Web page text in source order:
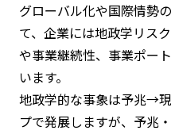
グローバル化や国際情勢
て、企業には地政学リス
や事業継続性、事業ポー
います。
地政学的な事象は予兆→
プで発展しますが、予兆